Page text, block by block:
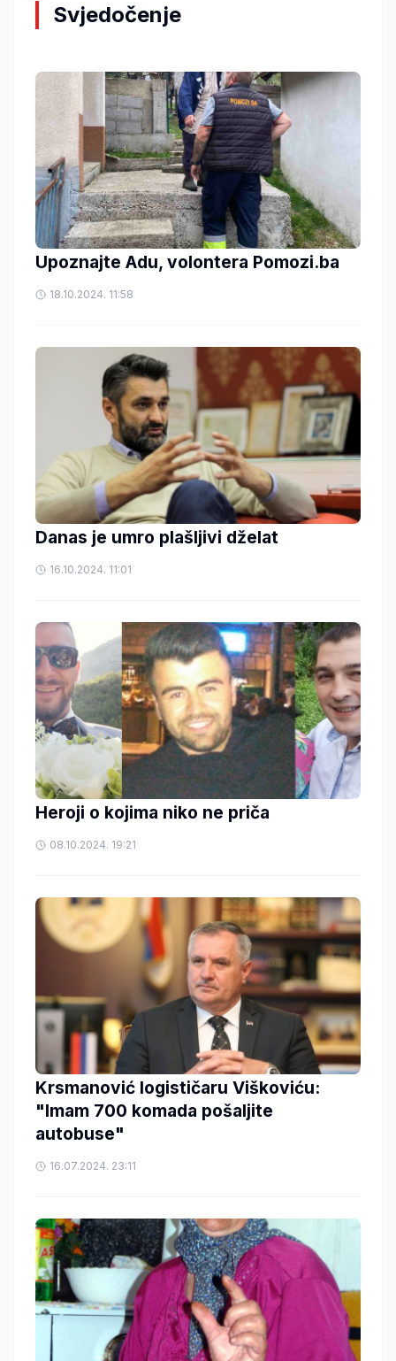
Svjedočenje
Upoznajte Adu, volontera Pomozi.ba
18.10.2024. 11:58
Danas je umro plašljivi dželat
16.10.2024. 11:01
Heroji o kojima niko ne priča
08.10.2024. 19:21
Krsmanović logističaru Viškoviću:
"Imam 700 komada pošaljite
autobuse"
16.07.2024. 23:11